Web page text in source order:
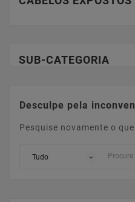
SUB-CATEGORIA
Desculpe pela
Pesquise novamente o